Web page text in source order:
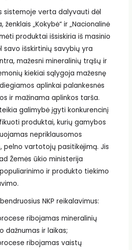
sistemoje verta dalyvauti dėl
ženklais „Kokybė“ ir „Nacionalinė
produktai išsiskiria iš masinio
savo išskirtinių savybių yra
mažesni mineralinių trąšų ir
kiekiai sąlygoja mažesnę
aplinkai palankesnės
ir mažinama aplinkos tarša.
galimybė įgyti konkurencinį
produktai, kurių gamybos
nepriklausomos
pelno vartotojų pasitikėjimą. Jis
Žemės ūkio ministerija
ir produkto tiekimo
NKP reikalavimus:
ribojamas mineralinių
dažnumas ir laikas;
ribojamas vaistų